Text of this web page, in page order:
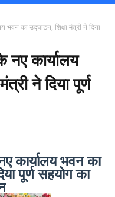
भवन का उद्घाटन, शिक्षा मंत्री ने दिया
नए कार्यालय
ने दिया पूर्ण
कार्यालय भवन का
पूर्ण सहयोग का